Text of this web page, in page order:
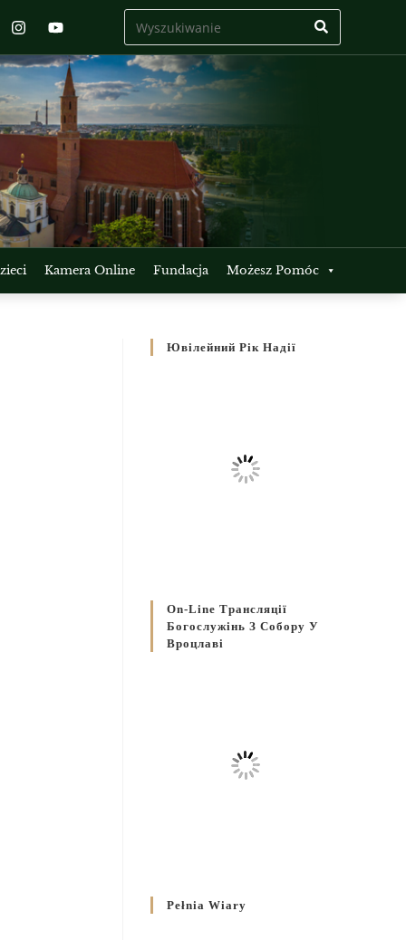
Kamera Online Fundacja Możesz Pomóc
Ювілейний Рік Надії
On-Line Трансляції
Богослужінь З Собору У
Вроцлаві
Pełnia Wiary